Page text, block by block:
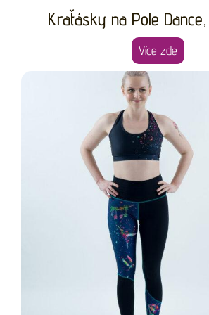
Kraťásky na Pole
Více zde